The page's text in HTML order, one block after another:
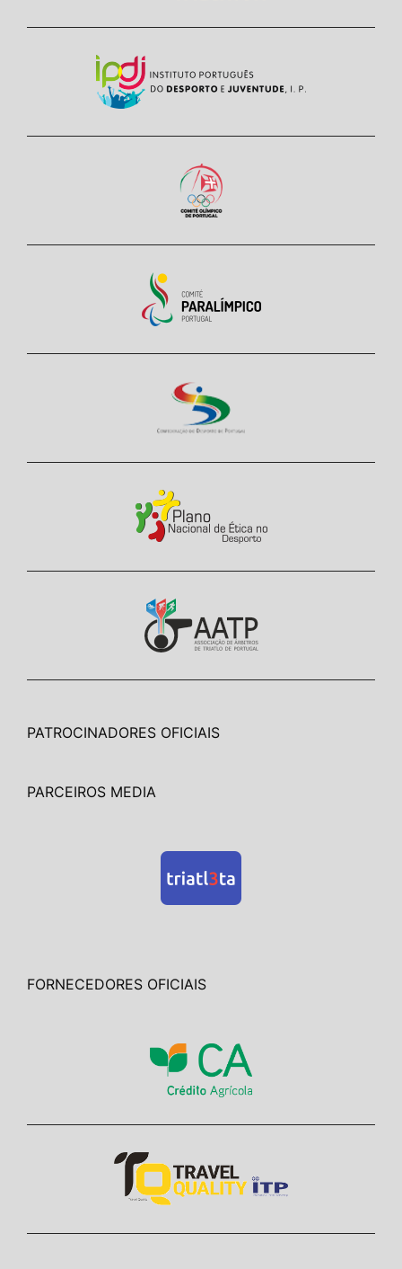
PATROCINADORES OFICIAIS
PARCEIROS MEDIA
FORNECEDORES OFICIAIS